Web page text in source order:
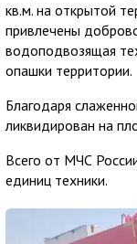
кв.м. на открытой
привлечены
водоподвозящая
опашки территории.
Благодаря
ликвидирован на
Всего от МЧС
единиц техники.